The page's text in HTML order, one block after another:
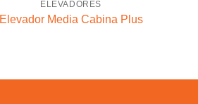
ELEVADORES
Elevador Media Cabina Plus